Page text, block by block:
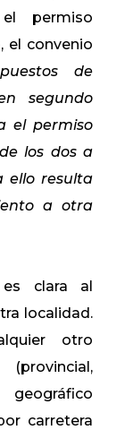
permiso
el convenio
de
segundo
el permiso
los dos a
ello resulta
a otra
clara al
localidad.
otro
carretera